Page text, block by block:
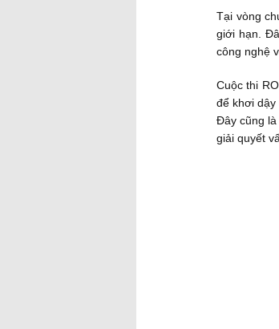
Tại vòng
giới hạn.
công nghệ
Cuộc thi
để khơi dậy
Đây cũng là
giải quyết